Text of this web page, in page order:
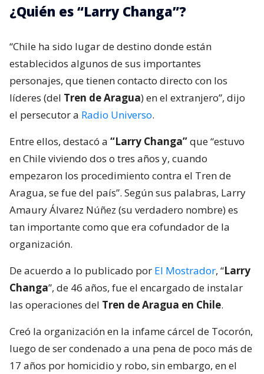
¿Quién es “Larry Changa”?
“Chile ha sido lugar de destino donde están
establecidos algunos de sus importantes
personajes, que tienen contacto directo con los
líderes (del Tren de Aragua) en el extranjero”, dijo
el persecutor a Radio Universo.
Entre ellos, destacó a “Larry Changa”que “estuvo
en Chile viviendo dos o tres años y, cuando
empezaron los procedimiento contra el Tren de
Aragua, se fue del país”. Según sus palabras, Larry
Amaury Álvarez Núñez (su verdadero nombre) es
tan importante como que era cofundador de la
organización.
De acuerdo a lo publicado por El Mostrador, “Larry
Changa”, de 46 años, fue el encargado de instalar
las operaciones del Tren de Aragua en Chile.
Creó la organización en la infame cárcel de Tocorón,
luego de ser condenado a una pena de poco más de
17 años por homicidio y robo, sin embargo, en el